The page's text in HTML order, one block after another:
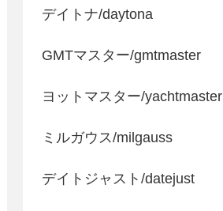
デイトナ/daytona
GMTマスター/gmtmaster
ヨットマスター/yachtmaster
ミルガウス/milgauss
デイトジャスト/datejust